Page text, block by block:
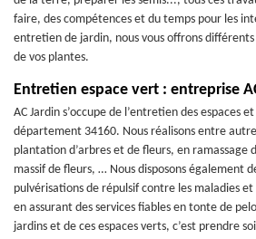
faire, des compétences et du temps pour les
entretien de jardin, nous vous offrons
de vos plantes.
Entretien espace vert : entreprise
AC Jardin s’occupe de l’entretien des espaces
département 34160. Nous réalisons entre
plantation d’arbres et de fleurs, en ramassage
massif de fleurs, … Nous disposons également
pulvérisations de répulsif contre les maladies
en assurant des services fiables en tonte de
jardins et de ces espaces verts, c’est prendre